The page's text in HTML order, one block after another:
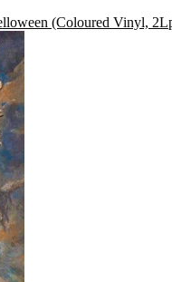
(Coloured Vinyl,